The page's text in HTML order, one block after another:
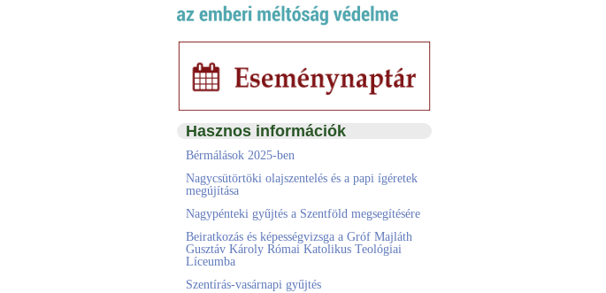
Hasznos információk
Bérmálások 2025-ben
Nagycsütörtöki olajszentelés és a papi ígéretek
megújítása
Nagypénteki gyűjtés a Szentföld megsegítésére
Beiratkozás és képességvizsga a Gróf Majláth
Gusztáv Károly Római Katolikus Teológiai
Líceumba
Szentírás-vasárnapi gyűjtés